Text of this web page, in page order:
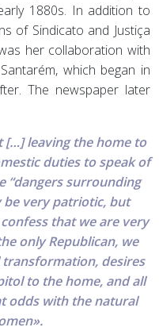
1880s. In addition to
of Sindicato and Justiça
her collaboration with
which began in
The newspaper later
[…] leaving the home to
duties to speak of
“dangers surrounding
be very patriotic, but
that we are very
only Republican, we
desires
to the home, and all
odds with the natural